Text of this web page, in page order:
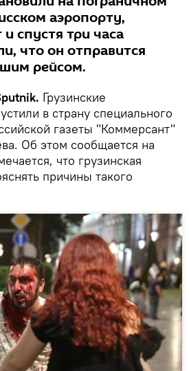
аэропорту,
спустя три часа
что он отправится
рейсом.
Грузинские
в страну специального
газеты "Коммерсант"
Об этом сообщается на
что грузинская
причины такого